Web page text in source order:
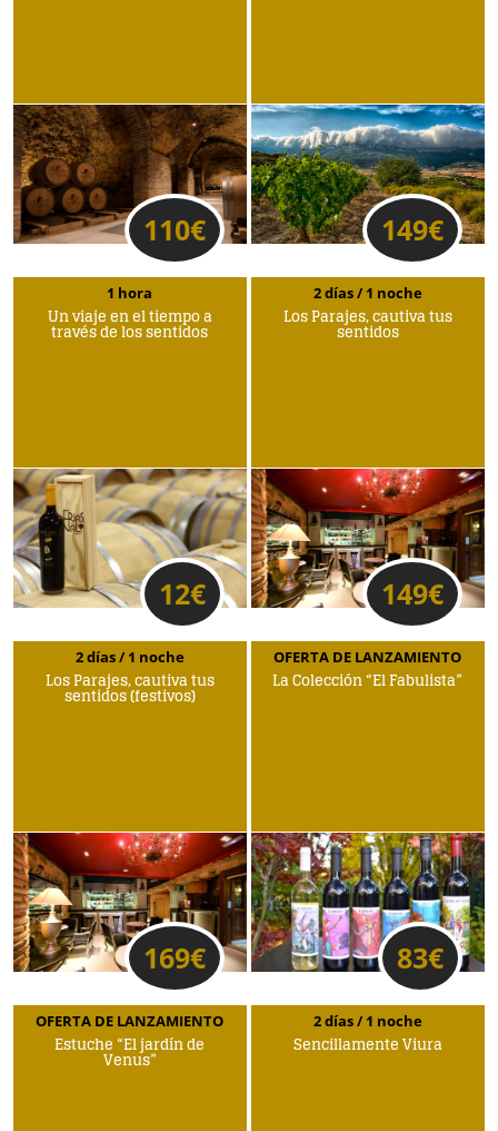
110€ 149€
1 hora
Un viaje en el tiempo a
través de los sentidos
12€
2 días / 1 noche
Los Parajes, cautiva tus
sentidos
149€
2 días / 1 noche
Los Parajes, cautiva tus
sentidos (festivos)
169€
OFERTA DE LANZAMIENTO
La Colección “El Fabulista”
83€
OFERTA DE LANZAMIENTO
Estuche “El jardín de
Venus”
2 días / 1 noche
Sencillamente Viura